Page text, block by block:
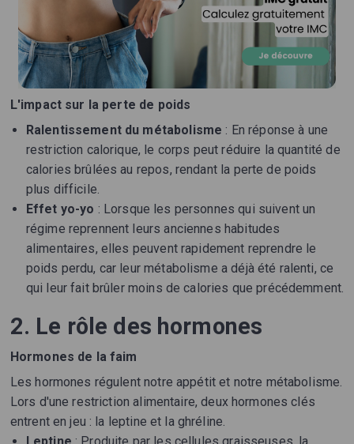
L'impact sur la perte de poids
Ralentissement du métabolisme : En réponse à une
restriction calorique, le corps peut réduire la quantité de
calories brûlées au repos, rendant la perte de poids
plus difficile.
Effet yo-yo : Lorsque les personnes qui suivent un
régime reprennent leurs anciennes habitudes
alimentaires, elles peuvent rapidement reprendre le
poids perdu, car leur métabolisme a déjà été ralenti, ce
qui leur fait brûler moins de calories que précédemment.
2. Le rôle des hormones
Hormones de la faim
Les hormones régulent notre appétit et notre métabolisme.
Lors d'une restriction alimentaire, deux hormones clés
entrent en jeu : la leptine et la ghréline.